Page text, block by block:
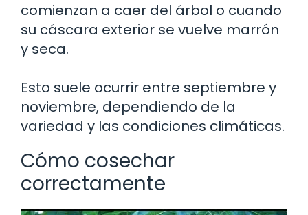
comienzan a caer del árbol o cuando
su cáscara exterior se vuelve marrón
y seca.
Esto suele ocurrir entre septiembre y
noviembre, dependiendo de la
variedad y las condiciones climáticas.
Cómo cosechar
correctamente